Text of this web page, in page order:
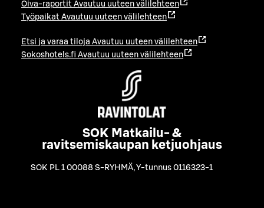
Oiva-raportit Avautuu uuteen välilehteen
Työpaikat Avautuu uuteen välilehteen
Etsi ja varaa tiloja Avautuu uuteen välilehteen
Sokoshotels.fi Avautuu uuteen välilehteen
SOK Matkailu- &
ravitsemiskaupan ketjuohjaus
SOK PL 1 00088 S-RYHMÄ,Y-tunnus 0116323-1